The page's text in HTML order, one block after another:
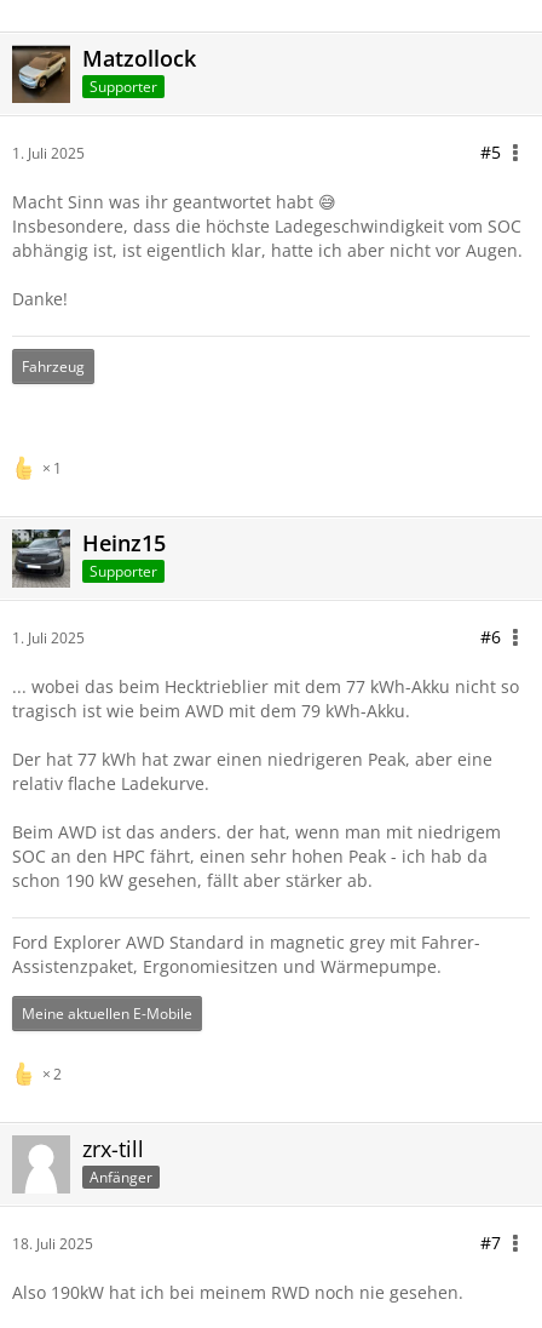
Matzollock
Supporter
1. Juli 2025 #5
Macht Sinn was ihr geantwortet habt 😅
Insbesondere, dass die höchste Ladegeschwindigkeit vom SOC
abhängig ist, ist eigentlich klar, hatte ich aber nicht vor Augen.
Danke!
Fahrzeug
1
Heinz15
Supporter
1. Juli 2025 #6
... wobei das beim Hecktrieblier mit dem 77 kWh-Akku nicht so
tragisch ist wie beim AWD mit dem 79 kWh-Akku.
Der hat 77 kWh hat zwar einen niedrigeren Peak, aber eine
relativ flache Ladekurve.
Beim AWD ist das anders. der hat, wenn man mit niedrigem
SOC an den HPC fährt, einen sehr hohen Peak - ich hab da
schon 190 kW gesehen, fällt aber stärker ab.
Ford Explorer AWD Standard in magnetic grey mit Fahrer-
Assistenzpaket, Ergonomiesitzen und Wärmepumpe.
Meine aktuellen E-Mobile
2
zrx-till
Anfänger
18. Juli 2025 #7
Also 190kW hat ich bei meinem RWD noch nie gesehen.